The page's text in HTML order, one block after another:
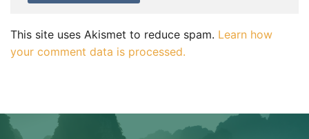
This site uses Akismet to reduce spam. Learn how
your comment data is processed.